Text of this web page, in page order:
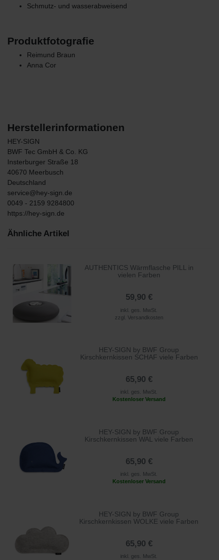
Schmutz- und wasserabweisend
Produktfotografie
Reimund Braun
Anna Cor
Herstellerinformationen
HEY-SIGN
BWF Tec GmbH & Co. KG
Insterburger Straße 18
40670 Meerbusch
Deutschland
service@hey-sign.de
0049 - 2159 9284800
https://hey-sign.de
Ähnliche Artikel
AUTHENTICS Wärmflasche PILL in
vielen Farben
59,90 €
inkl. ges. MwSt.
zzgl. Versandkosten
HEY-SIGN by BWF Group
Kirschkernkissen SCHAF viele Farben
65,90 €
inkl. ges. MwSt.
Kostenloser Versand
HEY-SIGN by BWF Group
Kirschkernkissen WAL viele Farben
65,90 €
inkl. ges. MwSt.
Kostenloser Versand
HEY-SIGN by BWF Group
Kirschkernkissen WOLKE viele Farben
65,90 €
inkl. ges. MwSt.